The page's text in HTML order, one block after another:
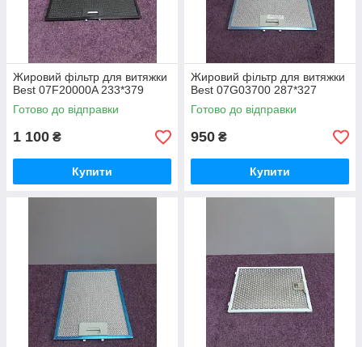
Жировий фільтр для витяжки
Best 07F20000A 233*379
Готово до відправки
1 100 ₴
Купити
Жировий фільтр для витяжки
Best 07G03700 287*327
Готово до відправки
950 ₴
Купити